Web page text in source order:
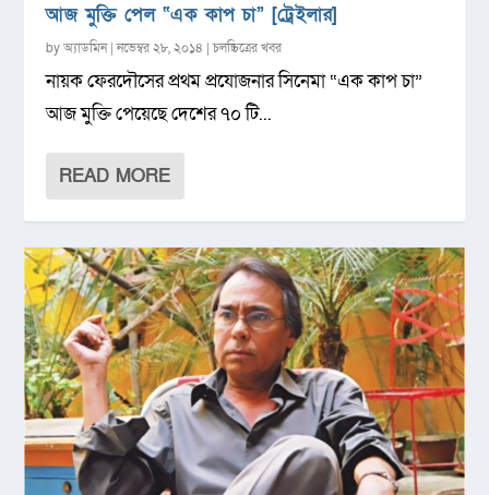
আজ মুক্তি পেল “এক কাপ চা” [ট্রেইলার]
byঅ্যাডমিন|নভেম্বর ২৮, ২০১৪ |চলচ্চিত্রের খবর
নায়ক ফেরদৌসের প্রথম প্রযোজনার সিনেমা “এক কাপ চা”
আজ মুক্তি পেয়েছে দেশের ৭০ টি...
READ MORE